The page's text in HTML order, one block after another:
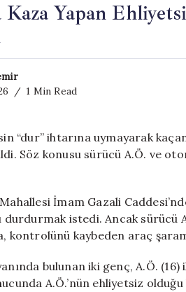
Kaza Yapan
1 Min Read
“dur” ihtarına uymayarak
Söz konusu sürücü A.Ö. ve
İmam Gazali
durdurmak istedi. Ancak sürücü
kontrolünü kaybeden araç
bulunan iki genç, A.Ö.
A.Ö.’nün ehliyetsiz